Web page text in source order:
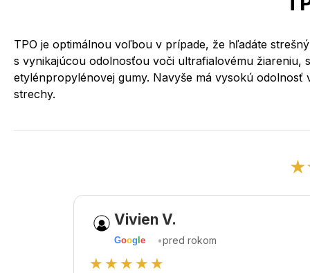
TPO je optimálnou voľbou v prípade, že hľadáte
s vynikajúcou odolnosťou voči ultrafialovému žiareniu,
etylénpropylénovej gumy. Navyše má vysokú
strechy.
Vivien V.
Goog le •pred rokom
★★★★★